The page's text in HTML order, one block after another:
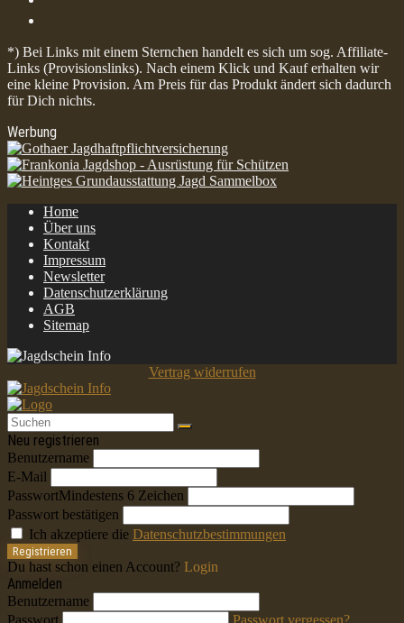
*) Bei Links mit einem Sternchen handelt es sich um sog. Affiliate-
Links (Provisionslinks). Nach einem Klick und Kauf erhalten wir
eine kleine Provision. Am Preis für das Produkt ändert sich dadurch
für Dich nichts.
Werbung
Home
Über uns
Kontakt
Impressum
Newsletter
Datenschutzerklärung
AGB
Sitemap
Vertrag widerrufen
Neu registrieren
Benutzername
E-Mail
PasswortMindestens 6 Zeichen
Passwort bestätigen
Ich akzeptiere die Datenschutzbestimmungen
Registrieren
Du hast schon einen Account? Login
Anmelden
Benutzername
Passwort
Passwort vergessen?